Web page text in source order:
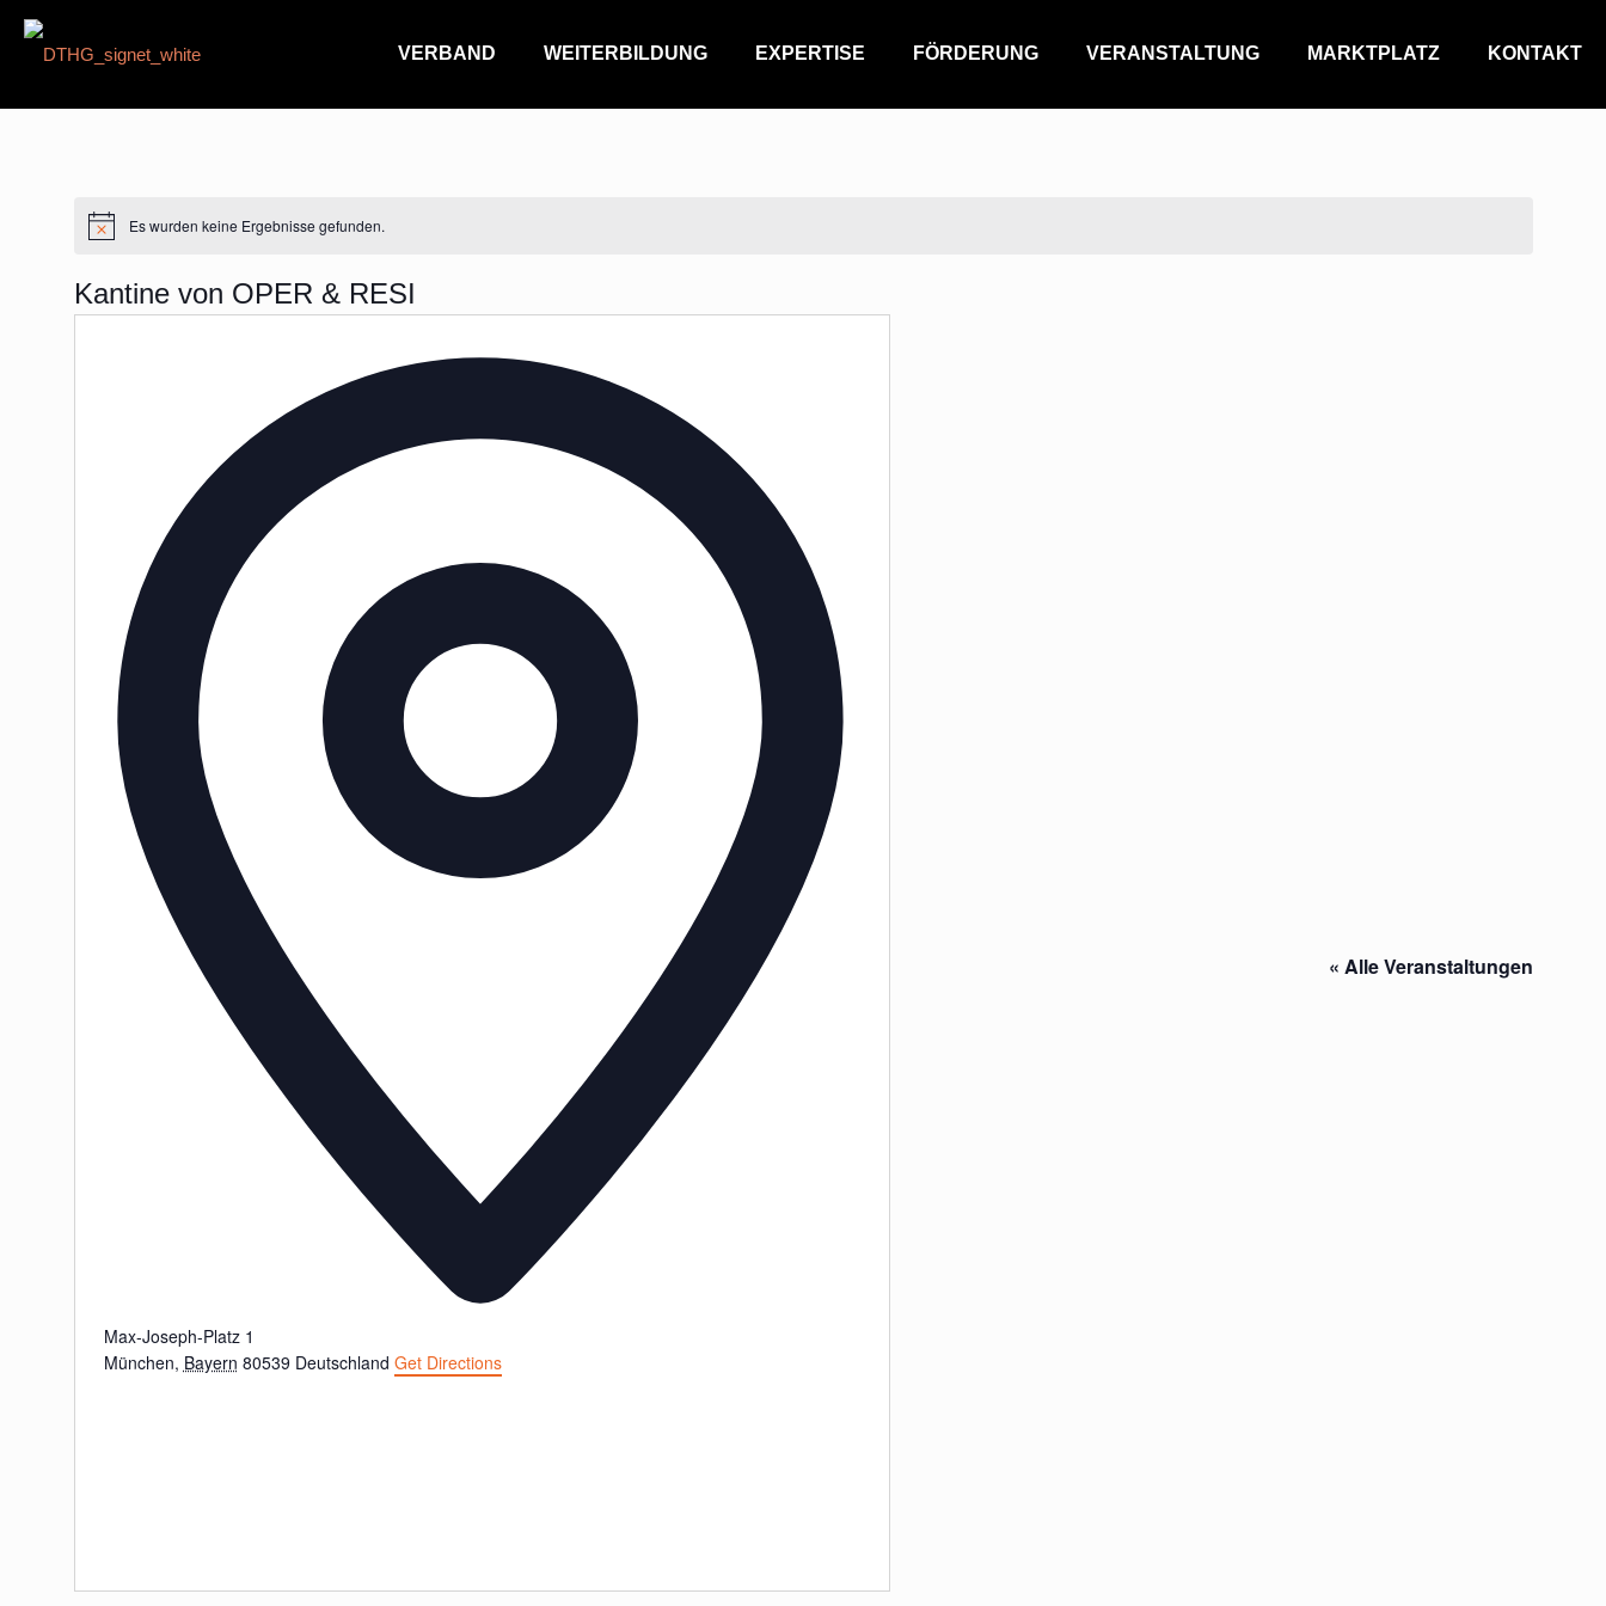
VERBAND WEITERBILDUNG EXPERTISE FÖRDERUNG VERANSTALTUNG MARKTPLATZ KONTAKT
HinweisEs wurden keine Ergebnisse gefunden.
Kantine von OPER & RESI
« Alle Veranstaltungen
Max-Joseph-Platz 1
München, Bayern 80539 Deutschland Get Directions